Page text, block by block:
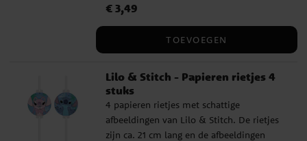
worden geleverd inclusief 6 blauwe
Prijs:€ 3,49
€ 3,49
TOEVOEGEN
Lilo & Stitch - Papieren rietjes 4
stuks
4 papieren rietjes met schattige
afbeeldingen van Lilo & Stitch. De rietjes
zijn ca. 21 cm lang en de afbeeldingen